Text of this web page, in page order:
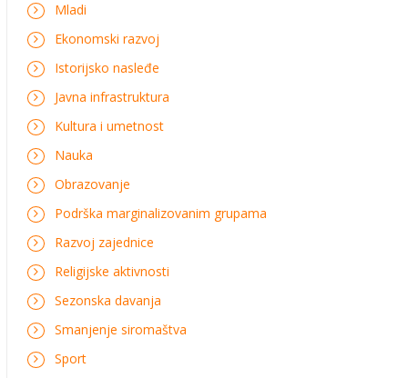
Mladi
Ekonomski razvoj
Istorijsko nasleđe
Javna infrastruktura
Kultura i umetnost
Nauka
Obrazovanje
Podrška marginalizovanim grupama
Razvoj zajednice
Religijske aktivnosti
Sezonska davanja
Smanjenje siromaštva
Sport